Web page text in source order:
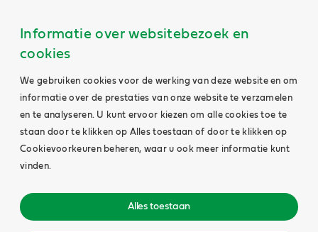
Informatie over websitebezoek en
cookies
We gebruiken cookies voor de werking van deze website en om
informatie over de prestaties van onze website te verzamelen
en te analyseren. U kunt ervoor kiezen om alle cookies toe te
staan door te klikken op Alles toestaan of door te klikken op
Cookievoorkeuren beheren, waar u ook meer informatie kunt
vinden.
Alles toestaan